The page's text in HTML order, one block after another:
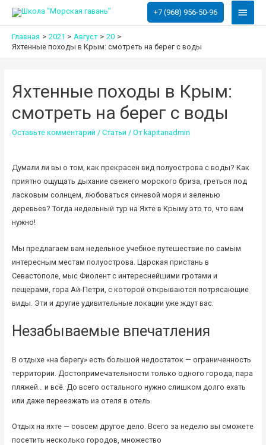
+7 (968) 956-50-96
Главная 2021 Август
20
Яхтенные походы в Крым: смотреть на берег с воды
Яхтенные походы в Крым:
смотреть на берег с воды
Оставьте комментарий / Статьи / От kapitanadmin
Думали ли вы о том, как прекрасен вид полуострова с воды? Как
приятно ощущать дыхание свежего морского бриза, греться под
ласковым солнцем, любоваться синевой моря и зеленью
деревьев? Тогда недельный тур на Яхте в Крыму это то, что вам
нужно!
Мы предлагаем вам недельное учебное путешествие по самым
интересным местам полуострова. Царская пристань в
Севастополе, мыс Фиолент с интереснейшими гротами и
пещерами, гора Ай-Петри, с которой открываются потрясающие
виды. Эти и другие удивительные локации уже ждут вас.
Незабываемые впечатления
В отдыхе «на берегу» есть большой недостаток — ограниченность
территории. Достопримечательности только одного города, пара
пляжей… и всё. До всего остального нужно слишком долго ехать
или даже переезжать из отеля в отель.
Отдых на яхте — совсем другое дело. Всего за неделю вы сможете
посетить несколько городов, множество